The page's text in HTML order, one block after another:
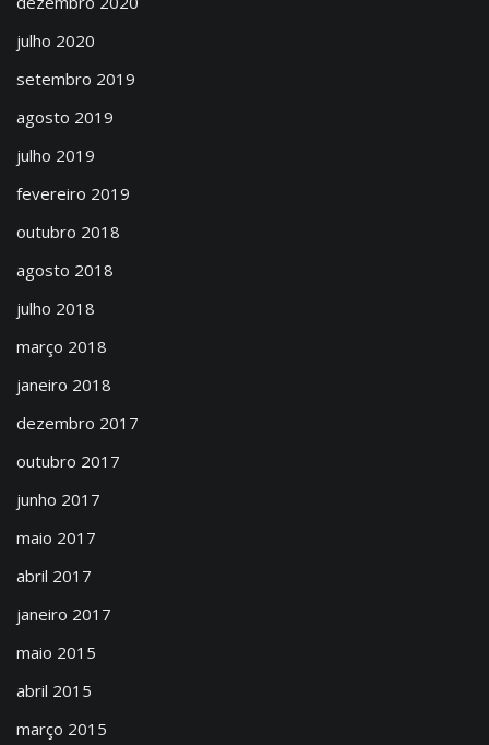
julho 2020
setembro 2019
agosto 2019
julho 2019
fevereiro 2019
outubro 2018
agosto 2018
julho 2018
março 2018
janeiro 2018
dezembro 2017
outubro 2017
junho 2017
maio 2017
abril 2017
janeiro 2017
maio 2015
abril 2015
março 2015